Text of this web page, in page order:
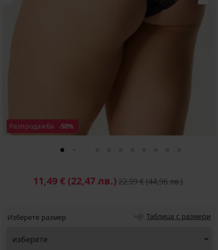
Разпродажба -50%
11,49 € (22,47 лв.)22,99 €(44,96 лв.)
Изберете размер Таблица с размери